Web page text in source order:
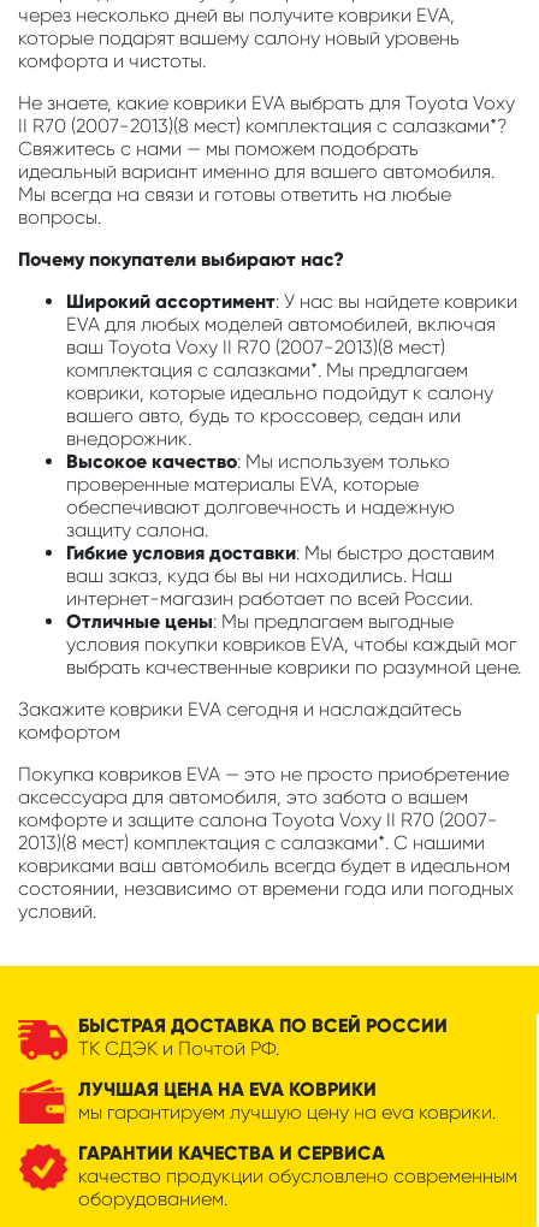
через несколько дней вы получите коврики EVA,
которые подарят вашему салону новый уровень
комфорта и чистоты.
Не знаете, какие коврики EVA выбрать для Toyota Voxy
II R70 (2007-2013)(8 мест) комплектация с салазками*?
Свяжитесь с нами — мы поможем подобрать
идеальный вариант именно для вашего автомобиля.
Мы всегда на связи и готовы ответить на любые
вопросы.
Почему покупатели выбирают нас?
Широкий ассортимент: У нас вы найдете коврики
EVA для любых моделей автомобилей, включая
ваш Toyota Voxy II R70 (2007-2013)(8 мест)
комплектация с салазками*. Мы предлагаем
коврики, которые идеально подойдут к салону
вашего авто, будь то кроссовер, седан или
внедорожник.
Высокое качество: Мы используем только
проверенные материалы EVA, которые
обеспечивают долговечность и надежную
защиту салона.
Гибкие условия доставки: Мы быстро доставим
ваш заказ, куда бы вы ни находились. Наш
интернет-магазин работает по всей России.
Отличные цены: Мы предлагаем выгодные
условия покупки ковриков EVA, чтобы каждый мог
выбрать качественные коврики по разумной цене.
Закажите коврики EVA сегодня и наслаждайтесь
комфортом
Покупка ковриков EVA — это не просто приобретение
аксессуара для автомобиля, это забота о вашем
комфорте и защите салона Toyota Voxy II R70 (2007-
2013)(8 мест) комплектация с салазками*. С нашими
ковриками ваш автомобиль всегда будет в идеальном
состоянии, независимо от времени года или погодных
условий.
БЫСТРАЯ ДОСТАВКА ПО ВСЕЙ РОССИИ
ТК СДЭК и Почтой РФ.
ЛУЧШАЯ ЦЕНА НА EVA КОВРИКИ
мы гарантируем лучшую цену на eva коврики.
ГАРАНТИИ КАЧЕСТВА И СЕРВИСА
качество продукции обусловлено современным
оборудованием.